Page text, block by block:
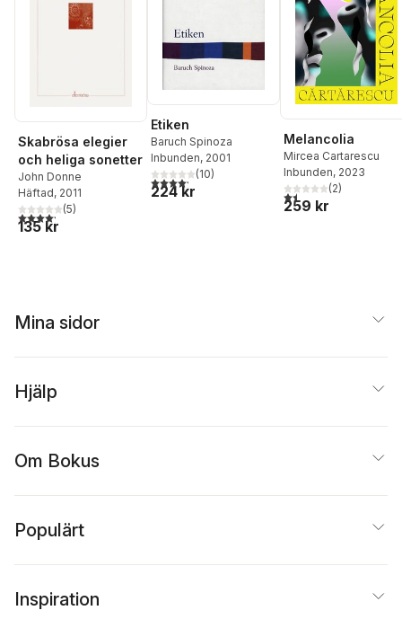
Skabrösa elegier
och heliga sonetter
John Donne
Häftad, 2011
4,2utav 5 stjärnor. Totalt antal röster:
(5)
135 kr
Etiken
Baruch Spinoza
Inbunden, 2001
4,2utav 5 stjärnor. Totalt antal röster:
(10)
224 kr
Melancolia
Mircea Cartarescu
Inbunden, 2023
1,5utav 5 stjärnor.
(2)
259 kr
Mina sidor
Hjälp
Om Bokus
Populärt
Inspiration